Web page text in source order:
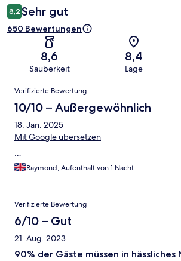
8,2 Sehr gut
650 Bewertungen
8,6
Sauberkeit
8,4
Lage
Bewertungen
Verifizierte Bewertung
10/10 – Außergewöhnlich
18. Jan. 2025
Mit Google übersetzen
…
Raymond, Aufenthalt von 1 Nacht
Verifizierte Bewertung
6/10 – Gut
21. Aug. 2023
90% der Gäste müssen in